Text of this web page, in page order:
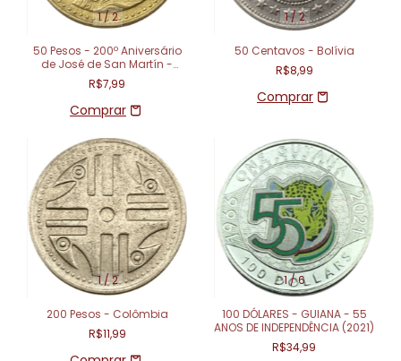
1/2
50 Pesos - 200º Aniversário
de José de San Martín -
Argentina (1978)
R$7,99
1/2
50 Centavos - Bolívia
R$8,99
1/2
200 Pesos - Colômbia
R$11,99
1/6
100 DÓLARES - GUIANA - 55
ANOS DE INDEPENDÊNCIA (2021)
R$34,99